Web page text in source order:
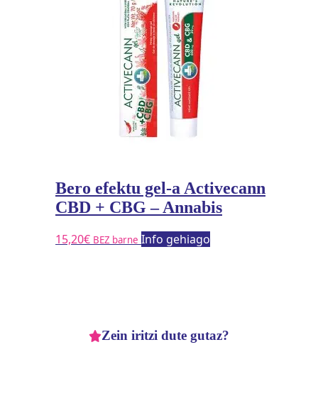
Bero efektu gel-a Activecann
CBD + CBG – Annabis
15,20€ BEZ barne Info gehiago
Zein iritzi dute gutaz?